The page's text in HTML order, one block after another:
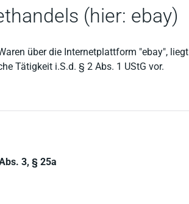
(hier: ebay)
über die Internetplattform "ebay", liegt
Tätigkeit i.S.d. § 2 Abs. 1 UStG vor.
3, § 25a